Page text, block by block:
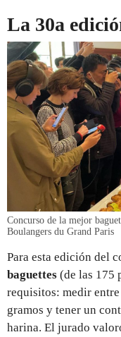
La 30a
Concurso de la mejor
Boulangers du Grand Paris
Para esta edición del
baguettes (de las 175
requisitos: medir
gramos y tener un
harina. El jurado